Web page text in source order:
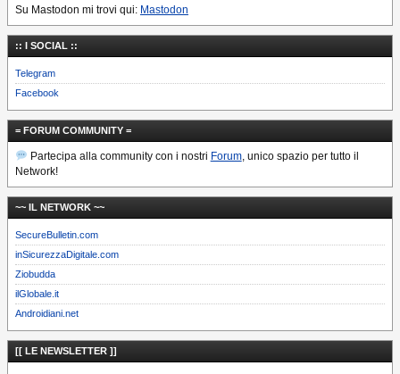
Su Mastodon mi trovi qui: Mastodon
:: I SOCIAL ::
Telegram
Facebook
= FORUM COMMUNITY =
Partecipa alla community con i nostri Forum, unico spazio per tutto il
Network!
~~ IL NETWORK ~~
SecureBulletin.com
inSicurezzaDigitale.com
Ziobudda
ilGlobale.it
Androidiani.net
[[ LE NEWSLETTER ]]